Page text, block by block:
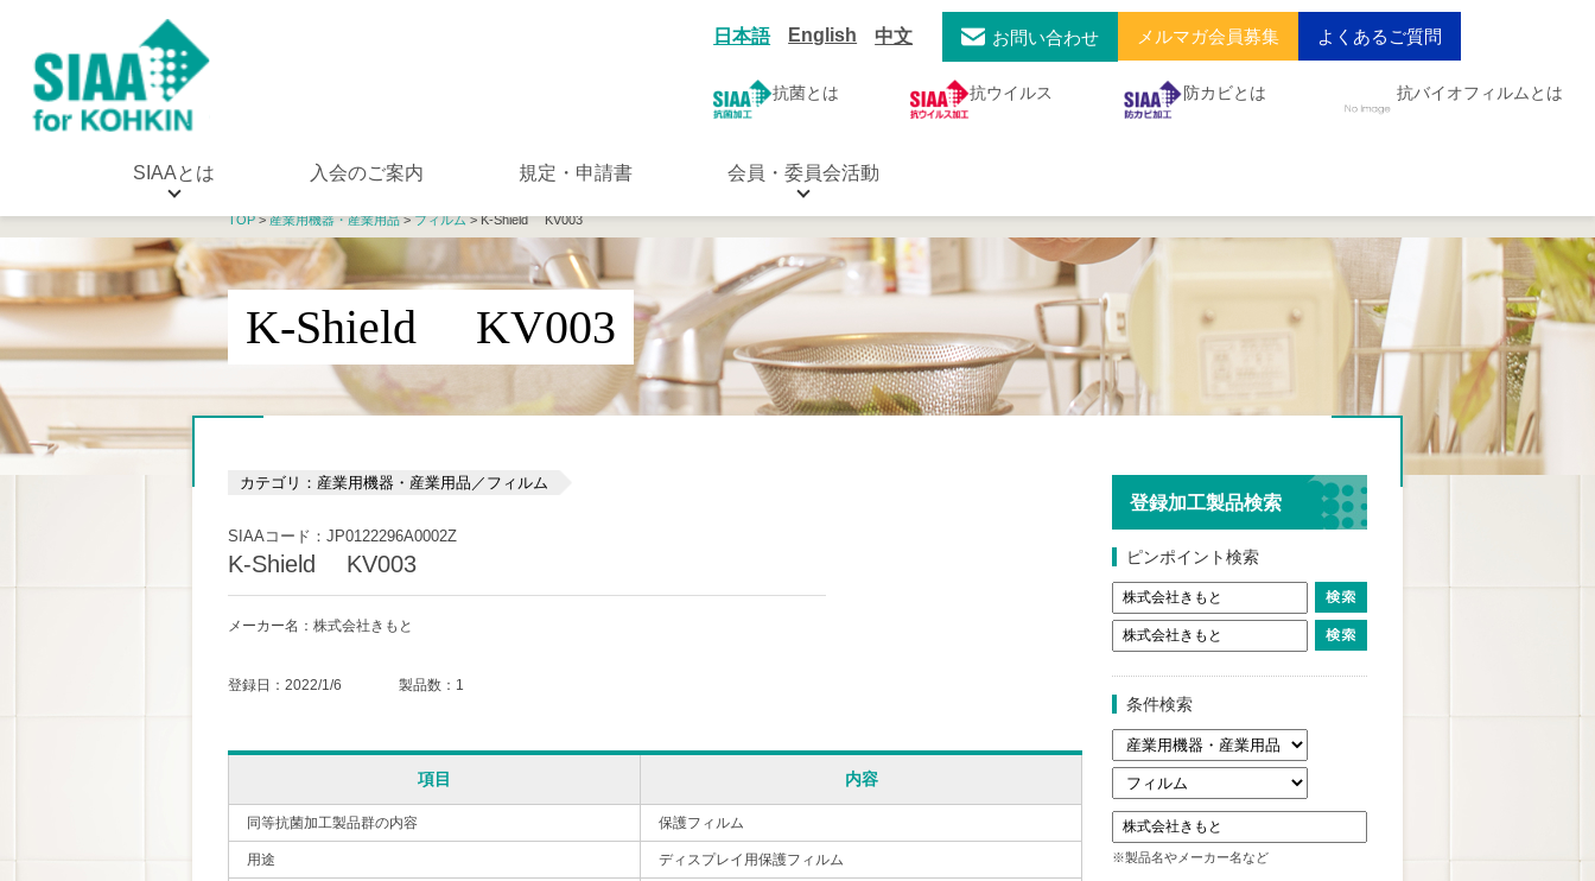
日本語 English 中文 お問い合わせ メルマガ会員募集 よくあるご質問
抗菌とは 抗ウイルス 防カビとは 抗バイオフィルムとは
SIAAとは 入会のご案内 規定・申請書 会員・委員会活動
TOP>産業用機器・産業用品>フィルム> K-Shield KV003
K-Shield KV003
カテゴリ：産業用機器・産業用品／フィルム
SIAAコード：JP0122296A0002Z
K-Shield KV003
メーカー名：株式会社きもと
登録日：2022/1/6 製品数：1
項目 内容
同等抗菌加工製品群の内容 保護フィルム
用途 ディスプレイ用保護フィルム
登録加工製品検索
ピンポイント検索
条件検索
※製品名やメーカー名など